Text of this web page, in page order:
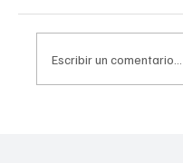
Escribir un comentario...